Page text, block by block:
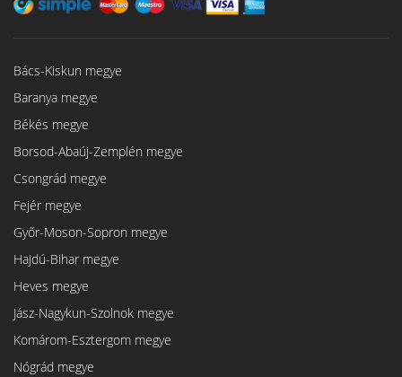
Bács-Kiskun megye
Baranya megye
Békés megye
Borsod-Abaúj-Zemplén megye
Csongrád megye
Fejér megye
Győr-Moson-Sopron megye
Hajdú-Bihar megye
Heves megye
Jász-Nagykun-Szolnok megye
Komárom-Esztergom megye
Nógrád megye